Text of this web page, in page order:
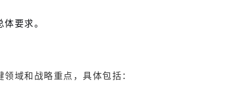
要求。
域和战略重点，具体包括：